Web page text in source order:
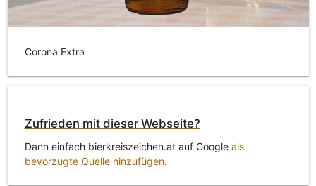
Corona Extra
Zufrieden mit dieser Webseite?
Dann einfach bierkreiszeichen.at auf Google als
bevorzugte Quelle hinzufügen.